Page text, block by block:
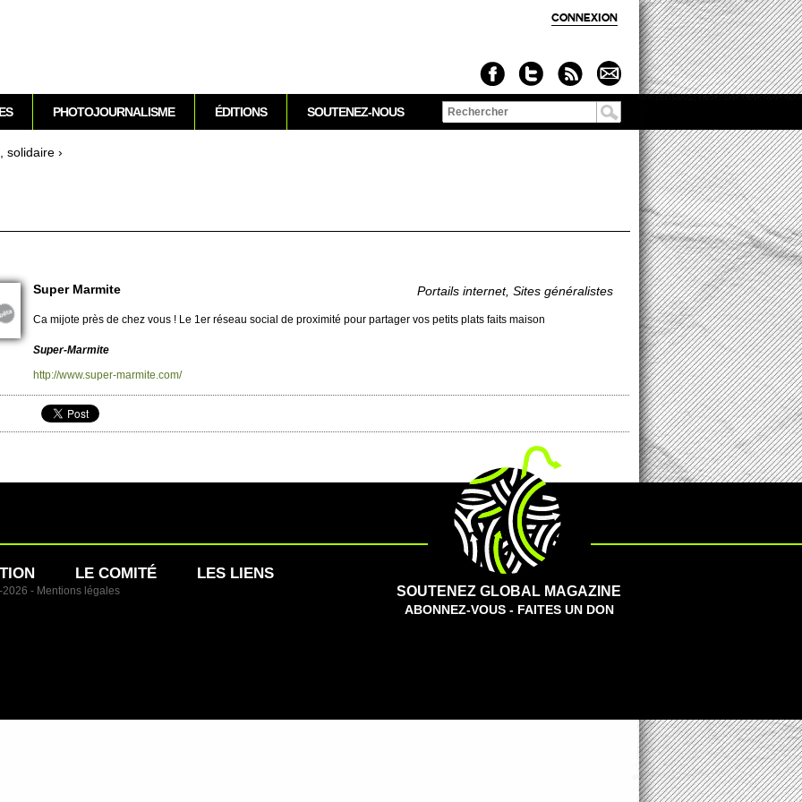
CONNEXION
so­lidaire ›
Po­rtails inte­rnet, Sites généralistes
Super Marmite
Ca mi­jote près de chez vous ! Le 1er réseau so­cial de pro­ximité pour partager vos pe­tits plats faits maison
Super-Marmite
http://​www.​super-marmite.​com/​
PHOTOJOURNALISME ÉDITIONS SOUTENEZ-NOUS
Formulaire de
SOUTENEZ GLOBAL MAGAZINE
ABONNEZ-VOUS - FAITES UN DON
LE COMITÉ LES LIENS
2026 - Mentions légales